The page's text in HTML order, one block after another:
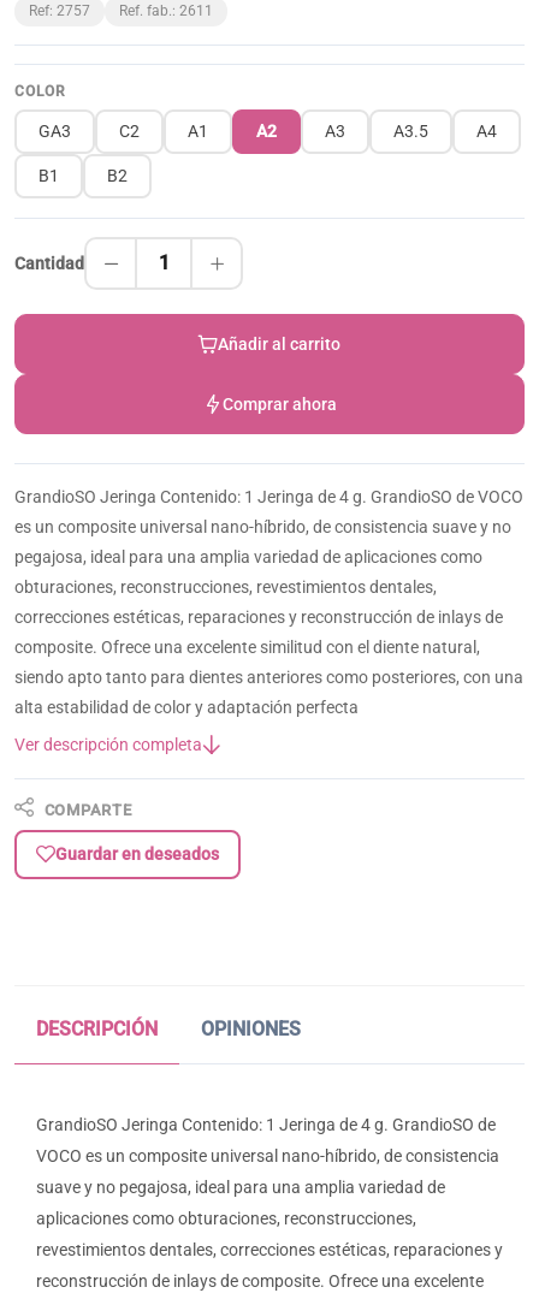
Ref: 2757 Ref. fab.: 2611
COLOR
GA3 C2 A1 A2 A3 A3.5 A4
B1 B2
Cantidad 1
Añadir al carrito
Comprar ahora
GrandioSO Jeringa Contenido: 1 Jeringa de 4 g. GrandioSO de VOCO
es un composite universal nano-híbrido, de consistencia suave y no
pegajosa, ideal para una amplia variedad de aplicaciones como
obturaciones, reconstrucciones, revestimientos dentales,
correcciones estéticas, reparaciones y reconstrucción de inlays de
composite. Ofrece una excelente similitud con el diente natural,
siendo apto tanto para dientes anteriores como posteriores, con una
alta estabilidad de color y adaptación perfecta
Ver descripción completa
COMPARTE
Guardar en deseados
DESCRIPCIÓN OPINIONES
GrandioSO Jeringa Contenido: 1 Jeringa de 4 g. GrandioSO de
VOCO es un composite universal nano-híbrido, de consistencia
suave y no pegajosa, ideal para una amplia variedad de
aplicaciones como obturaciones, reconstrucciones,
revestimientos dentales, correcciones estéticas, reparaciones y
reconstrucción de inlays de composite. Ofrece una excelente